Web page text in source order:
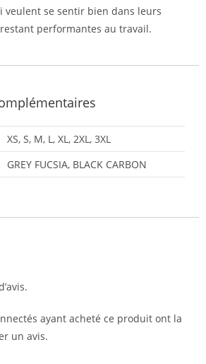
veulent se sentir bien dans leurs
performantes au travail.
XS, S, M, L, XL, 2XL, 3XL
GREY FUCSIA, BLACK CARBON
ayant acheté ce produit ont la
un avis.